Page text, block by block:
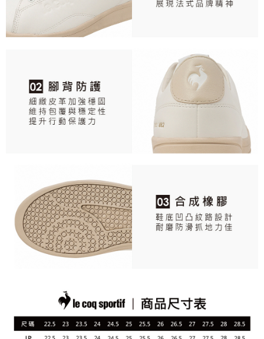
請求用戶進行身份認證。
５．嚴禁一人註冊多個帳號或使用他人資訊註冊。若發現惡意使用之情形，
恩沛科技股份有限公司將有權停止該用戶之使用額度並採取法律行動。
免運費